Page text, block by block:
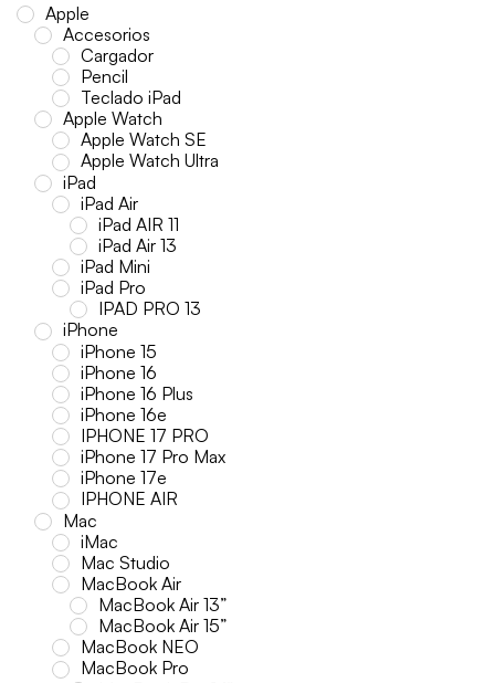
Apple
Accesorios
Cargador
Pencil
Teclado iPad
Apple Watch
Apple Watch SE
Apple Watch Ultra
iPad
iPad Air
iPad AIR 11
iPad Air 13
iPad Mini
iPad Pro
IPAD PRO 13
iPhone
iPhone 15
iPhone 16
iPhone 16 Plus
iPhone 16e
IPHONE 17 PRO
iPhone 17 Pro Max
iPhone 17e
IPHONE AIR
Mac
iMac
Mac Studio
MacBook Air
MacBook Air 13”
MacBook Air 15”
MacBook NEO
MacBook Pro